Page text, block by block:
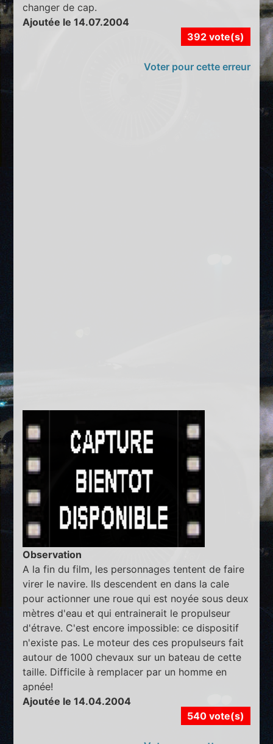
changer de cap.
Ajoutée le 14.07.2004
392 vote(s)
Voter pour cette erreur
Observation
A la fin du film, les personnages tentent de faire
virer le navire. Ils descendent en dans la cale
pour actionner une roue qui est noyée sous deux
mètres d'eau et qui entrainerait le propulseur
d'étrave. C'est encore impossible: ce dispositif
n'existe pas. Le moteur des ces propulseurs fait
autour de 1000 chevaux sur un bateau de cette
taille. Difficile à remplacer par un homme en
apnée!
Ajoutée le 14.04.2004
540 vote(s)